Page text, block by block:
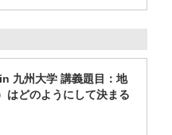
九州大学 講義題目：地
はどのようにして決まる